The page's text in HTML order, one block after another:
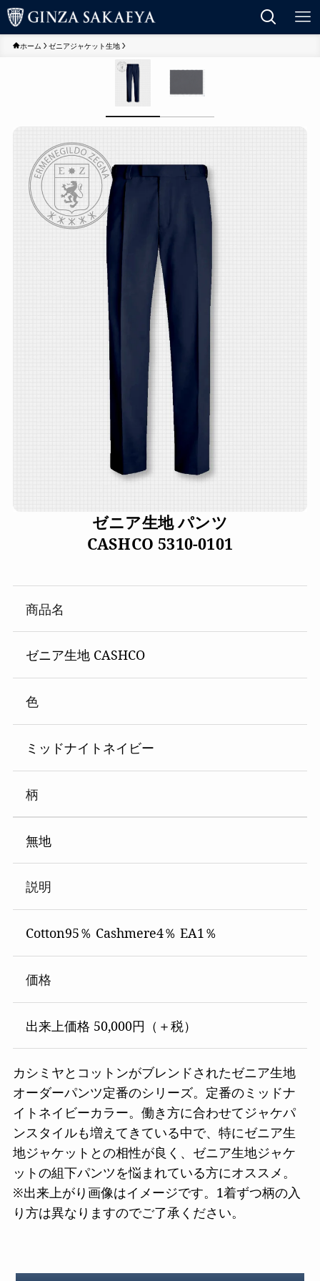
ホーム ゼニアジャケット生地
ゼニア生地 パンツ
CASHCO 5310-0101
商品名
ゼニア生地 CASHCO
色
ミッドナイトネイビー
柄
無地
説明
Cotton95％ Cashmere4％ EA1％
価格
出来上価格 50,000円（＋税）
カシミヤとコットンがブレンドされたゼニア生地
オーダーパンツ定番のシリーズ。定番のミッドナ
イトネイビーカラー。働き方に合わせてジャケパ
ンスタイルも増えてきている中で、特にゼニア生
地ジャケットとの相性が良く、ゼニア生地ジャケ
ットの組下パンツを悩まれている方にオススメ。
※出来上がり画像はイメージです。1着ずつ柄の入
り方は異なりますのでご了承ください。